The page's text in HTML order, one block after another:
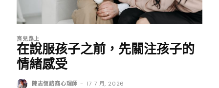
育兒路上
在說服孩子之前，先關注孩子的
情緒感受
陳志恆諮商心理師 - 17 7 月, 2026